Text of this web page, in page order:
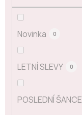
Novinka 0
LETNÍ SLEVY 0
POSLEDNÍ ŠANCE